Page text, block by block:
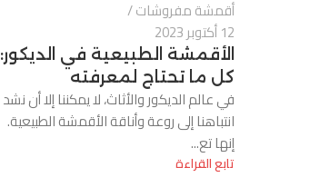
أقمشة مفروشات
12 أكتوبر 2023
الأقمشة الطبيعية في الديكور:
كل ما تحتاج لمعرفته
في عالم الديكور والأثاث، لا يمكننا إلا أن نشد
انتباهنا إلى روعة وأناقة الأقمشة الطبيعية.
إنها تع...
تابع القراءة